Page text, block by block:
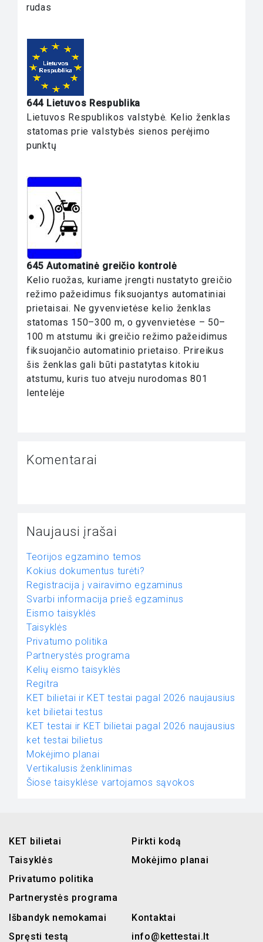
rudas
644 Lietuvos Respublika
Lietuvos Respublikos valstybė. Kelio ženklas
statomas prie valstybės sienos perėjimo
punktų
645 Automatinė greičio kontrolė
Kelio ruožas, kuriame įrengti nustatyto greičio
režimo pažeidimus fiksuojantys automatiniai
prietaisai. Ne gyvenvietėse kelio ženklas
statomas 150–300 m, o gyvenvietėse – 50–
100 m atstumu iki greičio režimo pažeidimus
fiksuojančio automatinio prietaiso. Prireikus
šis ženklas gali būti pastatytas kitokiu
atstumu, kuris tuo atveju nurodomas 801
lentelėje
Komentarai
Naujausi įrašai
Teorijos egzamino temos
Kokius dokumentus turėti?
Registracija į vairavimo egzaminus
Svarbi informacija prieš egzaminus
Eismo taisyklės
Taisyklės
Privatumo politika
Partnerystės programa
Kelių eismo taisyklės
Regitra
KET bilietai ir KET testai pagal 2026 naujausius
ket bilietai testus
KET testai ir KET bilietai pagal 2026 naujausius
ket testai bilietus
Mokėjimo planai
Vertikalusis ženklinimas
Šiose taisyklėse vartojamos sąvokos
KET bilietai
Taisyklės
Privatumo politika
Partnerystės programa
Pirkti kodą
Mokėjimo planai
Išbandyk nemokamai
Spręsti testą
Kontaktai
info@kettestai.lt